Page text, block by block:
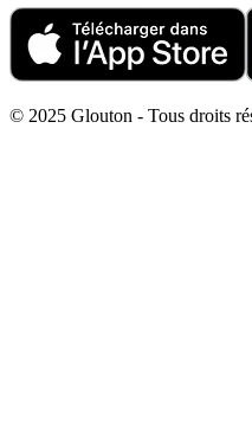
© 2025 Glouton - Tous droits